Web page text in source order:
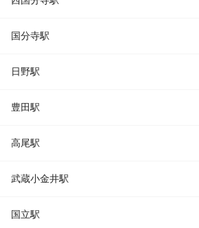
国分寺駅
日野駅
豊田駅
高尾駅
武蔵小金井駅
国立駅